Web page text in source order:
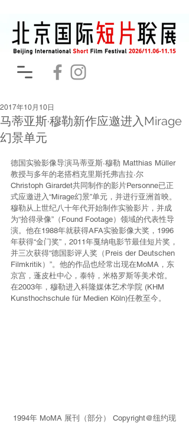
马蒂亚斯·穆勒新作应邀进入Mirage
幻景单元
2017年10月10日
德国实验影像导演马蒂亚斯·穆勒 Matthias Müller
教授与多年的老搭档克里斯托弗吉拉·尔
Christoph Girardet共同制作的影片Personne已正
式应邀进入“Mirage幻景”单元，并进行亚洲首映。
穆勒从上世纪八十年代开始制作实验影片，并成
为“拾得录像”（Found Footage）领域的代表性导
演。他在1988年就获得AFA实验影像大奖，1996
年获得“金门奖”，2011年戛纳电影节最佳短片奖，
并三次获得“德国影评人奖（Preis der Deutschen
Filmkritik）”。他的作品也经常出现在MoMA，东
京宫，蓬皮杜中心，泰特，米格罗斯等美术馆。
在2003年，穆勒进入科隆媒体艺术学院 (KHM
Kunsthochschule für Medien Köln)任教至今。
1994年 MoMA 展刊（部分） Copyright@纽约现